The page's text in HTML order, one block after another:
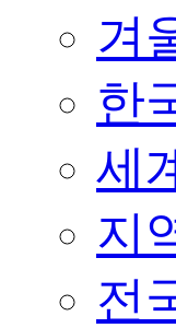
겨
한
세
지
전